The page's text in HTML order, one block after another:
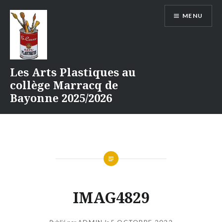
contenu
Les Arts Plastiques au
collège Marracq de
Bayonne 2025/2026
MENU
IMAG4829